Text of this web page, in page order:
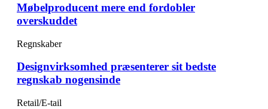
Møbelproducent mere end fordobler
overskuddet
Regnskaber
Designvirksomhed præsenterer sit bedste
regnskab nogensinde
Retail/E-tail